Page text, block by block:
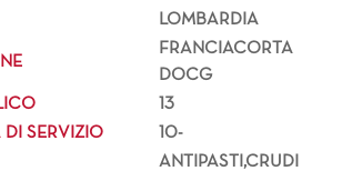
LOMBARDIA
FRANCIACORTA
DOCG
13
DI SERVIZIO
10-
ANTIPASTI,CRUDI